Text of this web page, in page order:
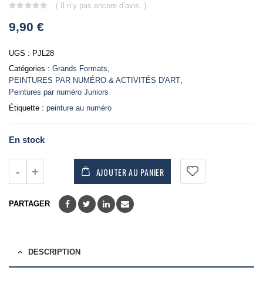
out
of
( Il n’y pas encore d’avis. )
9,90 €
UGS : PJL28
Catégories : Grands Formats,
PEINTURES PAR NUMÉRO & ACTIVITÉS D'ART,
Peintures par numéro Juniors
Étiquette : peinture au numéro
En stock
AJOUTER AU PANIER
PARTAGER
DESCRIPTION